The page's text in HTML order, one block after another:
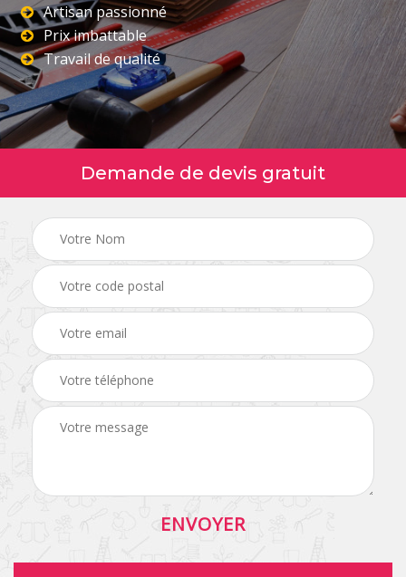
Artisan passionné
Prix imbattable
Travail de qualité
Demande de devis gratuit